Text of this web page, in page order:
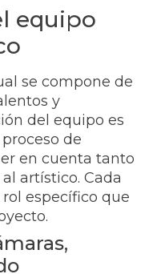
equipo
se compone de
y
del equipo es
de
en cuenta tanto
artístico. Cada
específico que